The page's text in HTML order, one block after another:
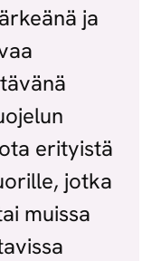
ja
erityistä
jotka
muissa